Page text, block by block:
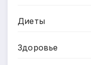
Диеты
Здоровье